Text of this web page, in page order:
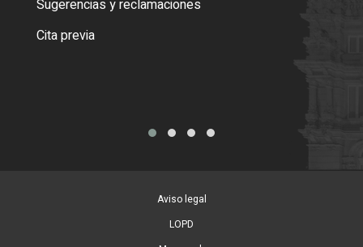
Sugerencias y reclamaciones
Cita previa
Aviso legal
LOPD